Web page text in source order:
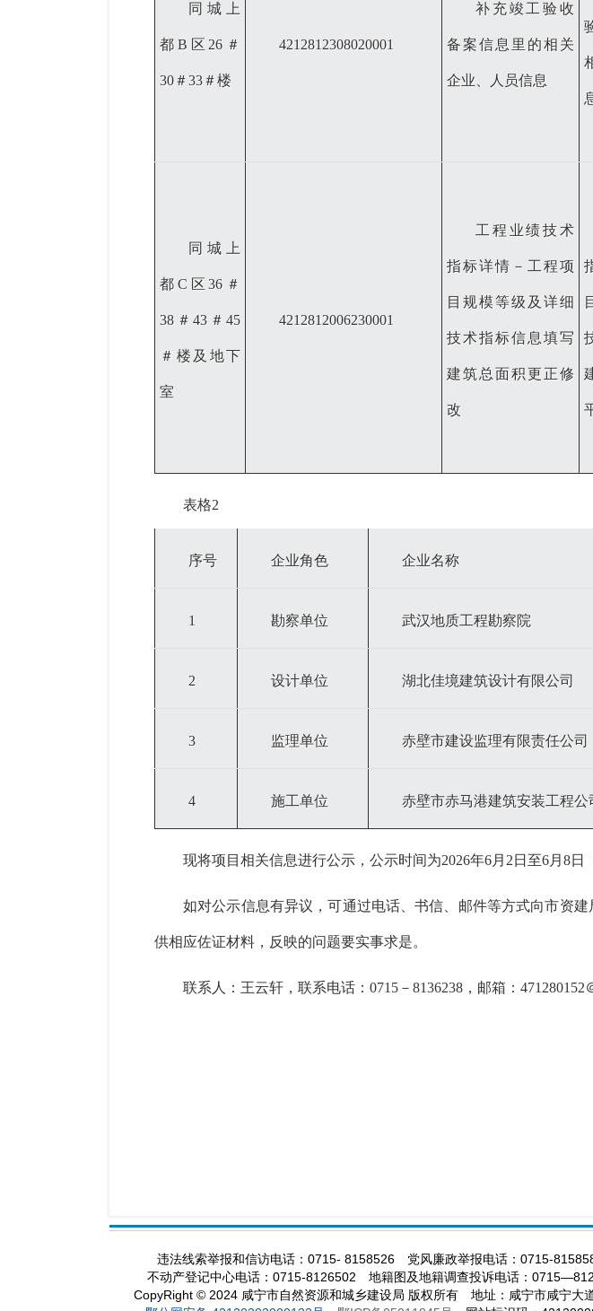
同城上
都 B区26＃
30＃33＃楼
4212812308020001
补充竣工验收
备案信息里的相关
企业、人员信息
同城上
都 C区36＃
38＃43＃45
＃楼及地下
室
4212812006230001
工程业绩技术
指标详情 －工程项
目规模等级及详细
技术指标信息填写
建筑总面积更正修
改
表格2
序号 企业角色 企业名称
1 勘察单位 武汉地质工程勘察院
2 设计单位 湖北佳境建筑设计有限公司
3 监理单位 赤壁市建设监理有限责任公司
4 施工单位 赤壁市赤马港建筑安装工程公
现将项目相关信息进行公示，公示时间为2026年6月2日至6月8日
如对公示信息有异议 ，可通过电话、书信、邮件等方式向市资
供相应佐证材料，反映的问题要实事求是。
联系人： 王云轩， 联系电话： 0715－8136238， 邮箱： 471280152
咸
违法线索举报和信访电话：0715- 8158526 党风廉政举报电话：0715-
不动产登记中心电话：0715-8126502 地籍图及地籍调查投诉电话：
CopyRight © 2024 咸宁市自然资源和城乡建设局 版权所有 地址：咸宁市咸宁大